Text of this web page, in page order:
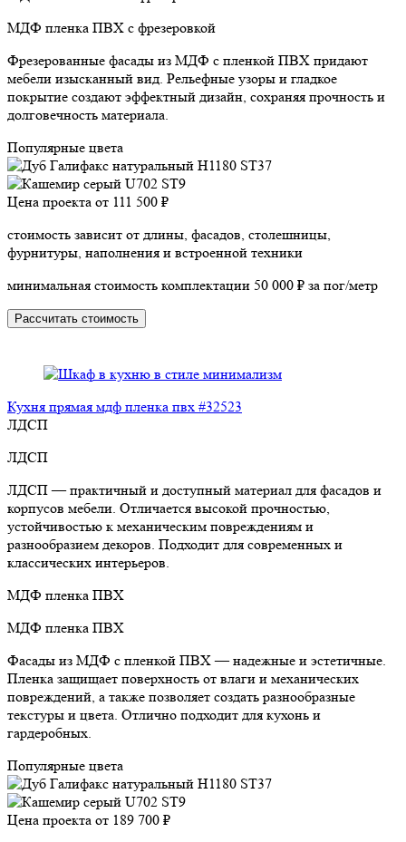
МДФ пленка ПВХ с фрезеровкой
Фрезерованные фасады из МДФ с пленкой ПВХ придают
мебели изысканный вид. Рельефные узоры и гладкое
покрытие создают эффектный дизайн, сохраняя прочность и
долговечность материала.
Популярные цвета
Цена проекта от 111 500 ₽
стоимость зависит от длины, фасадов, столешницы,
фурнитуры, наполнения и встроенной техники
минимальная стоимость комплектации 50 000 ₽ за пог/метр
Рассчитать стоимость
Кухня прямая мдф пленка пвх #32523
ЛДСП
ЛДСП
ЛДСП — практичный и доступный материал для фасадов и
корпусов мебели. Отличается высокой прочностью,
устойчивостью к механическим повреждениям и
разнообразием декоров. Подходит для современных и
классических интерьеров.
МДФ пленка ПВХ
МДФ пленка ПВХ
Фасады из МДФ с пленкой ПВХ — надежные и эстетичные.
Пленка защищает поверхность от влаги и механических
повреждений, а также позволяет создать разнообразные
текстуры и цвета. Отлично подходит для кухонь и
гардеробных.
Популярные цвета
Цена проекта от 189 700 ₽